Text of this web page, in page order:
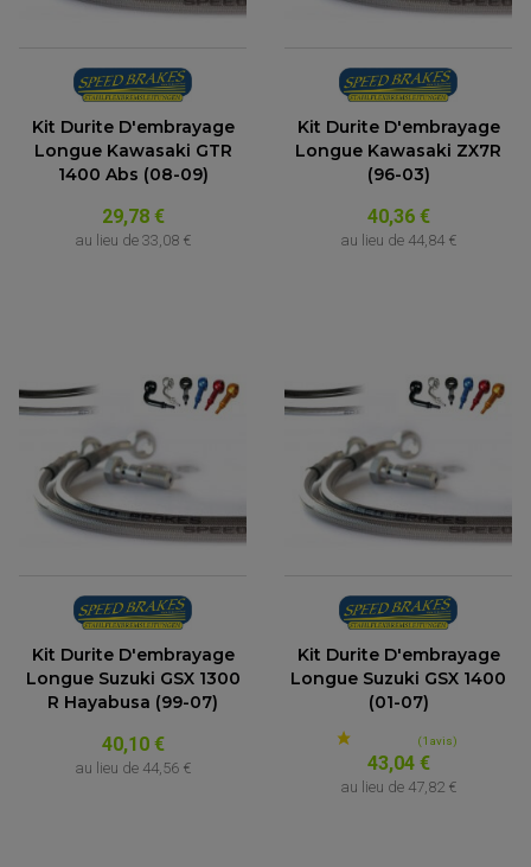
Kit Durite D'embrayage
Longue Kawasaki GTR
1400 Abs (08-09)
29,78 €
au lieu de 33,08 €
Kit Durite D'embrayage
Longue Kawasaki ZX7R
(96-03)
40,36 €
au lieu de 44,84 €
Kit Durite D'embrayage
Longue Suzuki GSX 1300
R Hayabusa (99-07)
40,10 €
au lieu de 44,56 €
Kit Durite D'embrayage
Longue Suzuki GSX 1400
(01-07)
43,04 €
au lieu de 47,82 €